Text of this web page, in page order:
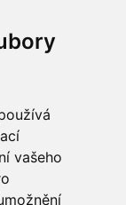
vašeho
do mé e-